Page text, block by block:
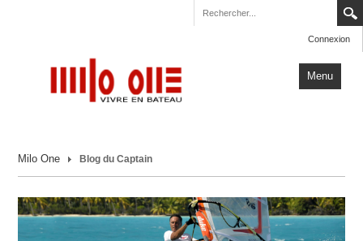
Connexion
Menu
Carnets de Voyage
Actualités
Milo One Blog du Captain